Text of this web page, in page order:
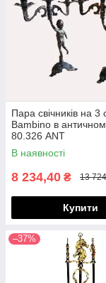
Пара свічників на 3
Bambino в
80.326 ANT
В наявності
8 234,40 ₴ 13
Купити
–37%